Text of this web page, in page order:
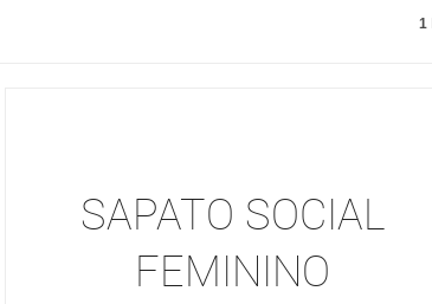
1
SAPATO SOCIAL
FEMININO